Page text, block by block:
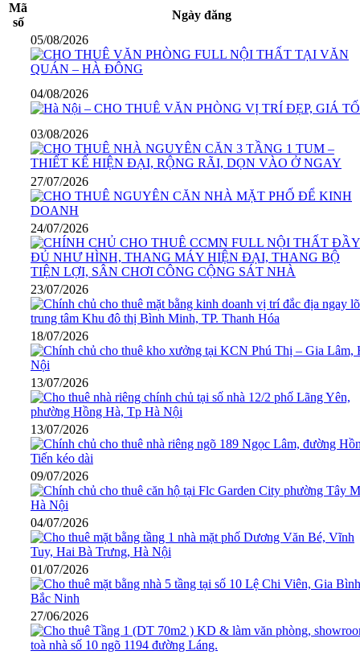
Mã
số
Ngày đăng
05/08/2026
04/08/2026
03/08/2026
27/07/2026
24/07/2026
23/07/2026
18/07/2026
13/07/2026
13/07/2026
09/07/2026
04/07/2026
01/07/2026
27/06/2026